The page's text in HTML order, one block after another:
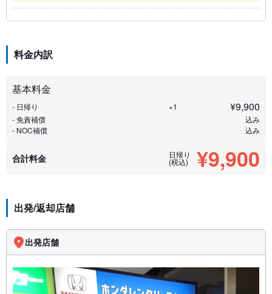
料金内訳
基本料金
- 日帰り ×1 ¥9,900
- 免責補償
込み
- NOC補償
込み
合計料金 日帰り
(税込) ¥9,900
出発/返却店舗
出発店舗